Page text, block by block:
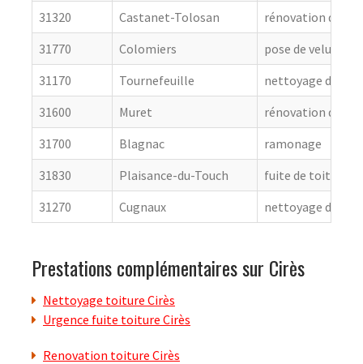
31320
Castanet-Tolosan
rénovation de
31770
Colomiers
pose de velux
31170
Tournefeuille
nettoyage de
31600
Muret
rénovation de
31700
Blagnac
ramonage
31830
Plaisance-du-Touch
fuite de toiture
31270
Cugnaux nettoyage de
Prestations complémentaires sur Cirès
Nettoyage toiture Cirès
Urgence fuite toiture Cirès
Renovation toiture Cirès